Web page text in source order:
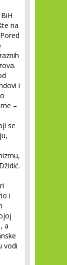
na
i
–
se
i
a
vodi